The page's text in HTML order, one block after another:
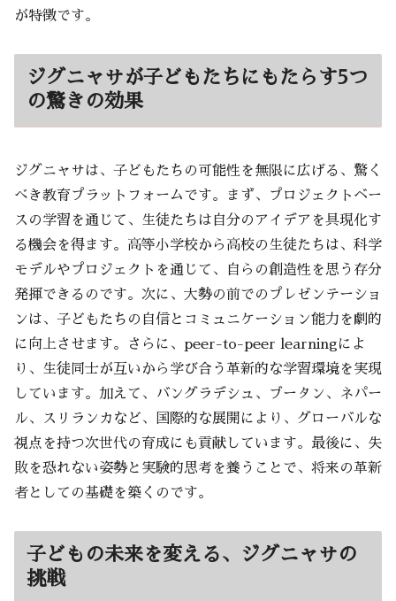
が特徴です。
ジグニャサが子どもたちにもたらす5つ
の驚きの効果
ジグニャサは、子どもたちの可能性を無限に広げる、驚く
べき教育プラットフォームです。まず、プロジェクトベー
スの学習を通じて、生徒たちは自分のアイデアを具現化す
る機会を得ます。高等小学校から高校の生徒たちは、科学
モデルやプロジェクトを通じて、自らの創造性を思う存分
発揮できるのです。次に、大勢の前でのプレゼンテーショ
ンは、子どもたちの自信とコミュニケーション能力を劇的
に向上させます。さらに、peer-to-peer learningによ
り、生徒同士が互いから学び合う革新的な学習環境を実現
しています。加えて、バングラデシュ、ブータン、ネパー
ル、スリランカなど、国際的な展開により、グローバルな
視点を持つ次世代の育成にも貢献しています。最後に、失
敗を恐れない姿勢と実験的思考を養うことで、将来の革新
者としての基礎を築くのです。
子どもの未来を変える、ジグニャサの
挑戦